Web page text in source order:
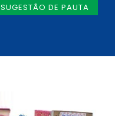
SUGESTÃO DE PAUTA